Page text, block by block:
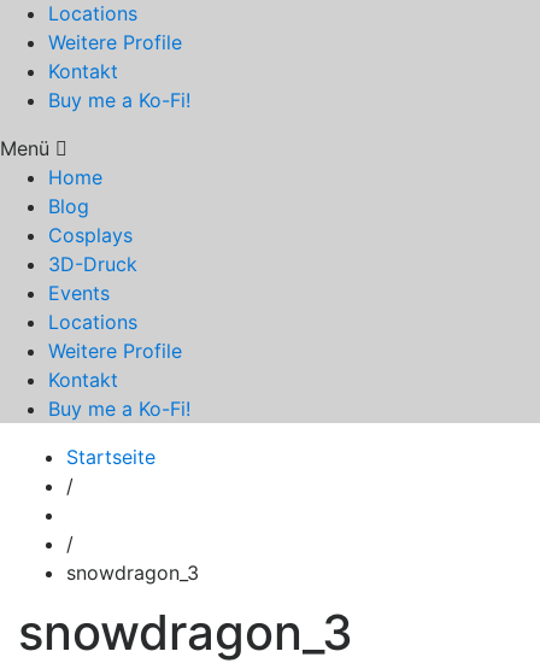
Locations
Weitere Profile
Kontakt
Buy me a Ko-Fi!
Menü
Home
Blog
Cosplays
3D-Druck
Events
Locations
Weitere Profile
Kontakt
Buy me a Ko-Fi!
Startseite
/
/
snowdragon_3
snowdragon_3